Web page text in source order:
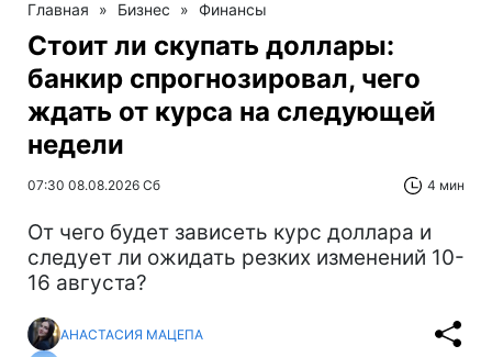
Главная » Бизнес » Финансы
Стоит ли скупать доллары:
банкир спрогнозировал, чего
ждать от курса на следующей
недели
07:30 08.08.2026 Сб 4 мин
От чего будет зависеть курс доллара и
следует ли ожидать резких изменений 10-
16 августа?
АНАСТАСИЯ МАЦЕПА